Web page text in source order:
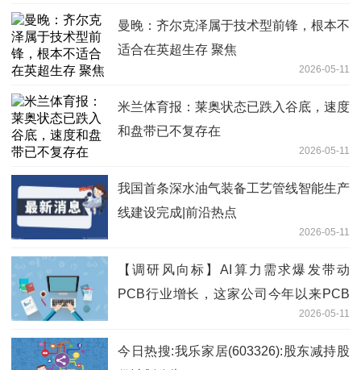
曼晚：齐尔克泽属于技术型前锋，根本不
适合在英超生存 聚焦
2026-05-11
米兰体育报：莱奥状态已跌入谷底，速度
和盘带已不复存在
2026-05-11
我国首条深水油气装备工艺管线智能生产
线建设完成|前沿热点
2026-05-11
【调研风向标】AI算力需求爆发带动
PCB行业增长，这家公司今年以来PCB
2026-05-11
今日热搜:我乐家居(603326):股东减持股